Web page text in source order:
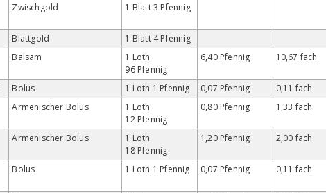
Zwischgold 1 Blatt 3 Pfennig
Blattgold
1 Blatt 4 Pfennig
Balsam
1 Loth
96 Pfennig
6,40 Pfennig 10,67 fach
Bolus 1 Loth 1 Pfennig 0,07 Pfennig 0,11 fach
Armenischer Bolus
1 Loth
12 Pfennig
0,80 Pfennig 1,33 fach
Armenischer Bolus
1 Loth
18 Pfennig
1,20 Pfennig 2,00 fach
Bolus 1 Loth 1 Pfennig 0,07 Pfennig 0,11 fach